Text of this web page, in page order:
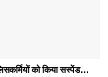
को किया सस्पेंड…